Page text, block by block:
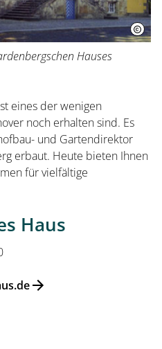
Garten
Hauses
eines der wenigen
noch erhalten sind. Es
und Gartendirektor
erbaut. Heute bieten Ihnen
für vielfältige
Haus